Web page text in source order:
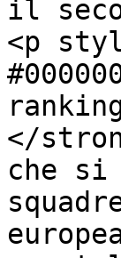
il
<p
</
che si